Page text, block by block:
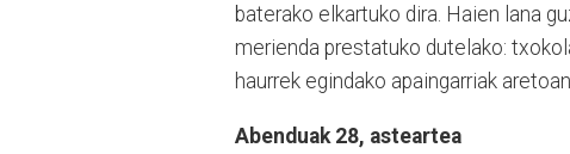
baterako elkartuko dira. Haien lana
merienda prestatuko dutelako:
haurrek egindako apaingarriak
Abenduak 28, asteartea